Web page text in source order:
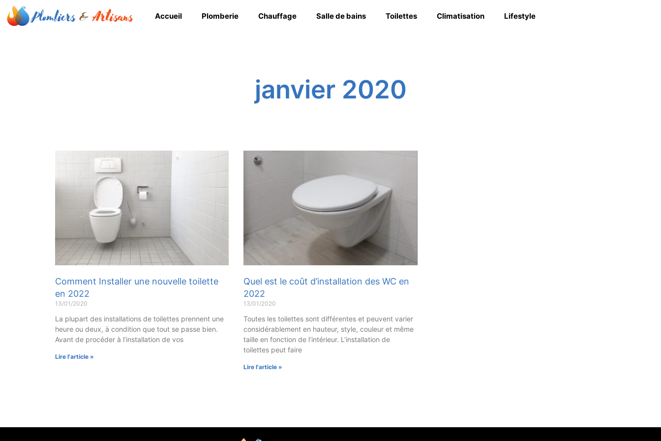
Accueil Plomberie Chauffage Salle de bains Toilettes Climatisation Lifestyle
janvier 2020
Comment Installer une nouvelle toilette
en 2022
13/01/2020
La plupart des installations de toilettes prennent une
heure ou deux, à condition que tout se passe bien.
Avant de procéder à l’installation de vos
Lire l'article »
Quel est le coût d’installation des WC en
2022
13/01/2020
Toutes les toilettes sont différentes et peuvent varier
considérablement en hauteur, style, couleur et même
taille en fonction de l’intérieur. L’installation de
toilettes peut faire
Lire l'article »